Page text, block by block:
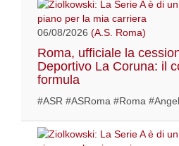
06/08/2026 (A.S. Roma)
Roma, ufficiale la
Deportivo La Coruna: il
formula
#ASR #ASRoma #Roma